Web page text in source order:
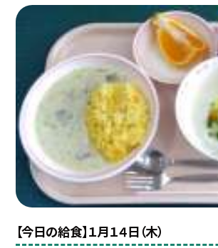
【今日の給食】１月１４日（木）